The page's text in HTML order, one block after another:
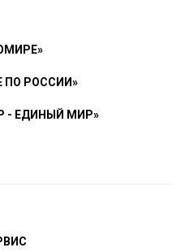
ПО РОССИИ»
- ЕДИНЫЙ МИР»